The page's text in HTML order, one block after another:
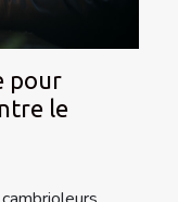
pour
le